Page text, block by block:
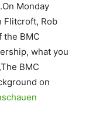
Monday
Flitcroft, Rob
the BMC
what you
BMC
on